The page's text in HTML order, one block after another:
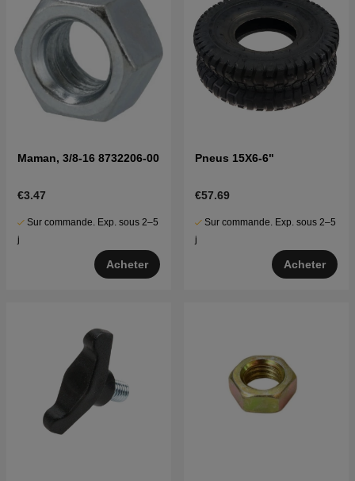
Maman, 3/8-16 8732206-00
€3.47
Sur commande. Exp. sous 2–5
j
Acheter
Pneus 15X6-6"
€57.69
Sur commande. Exp. sous 2–5
j
Acheter